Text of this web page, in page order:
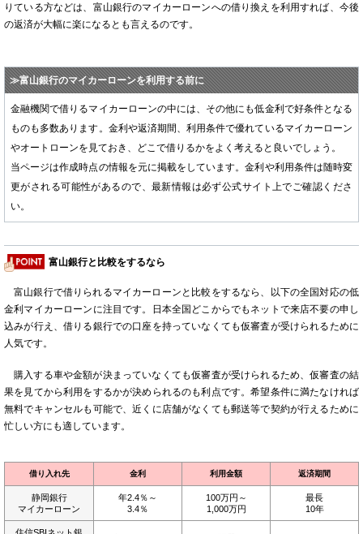
りている方などは、富山銀行のマイカーローンへの借り換えを利用すれば、今後
の返済が大幅に楽になるとも言えるのです。
≫富山銀行のマイカーローンを利用する前に
金融機関で借りるマイカーローンの中には、その他にも低金利で好条件となる
ものも多数あります。金利や返済期間、利用条件で優れているマイカーローン
やオートローンを見ておき、どこで借りるかをよく考えると良いでしょう。
当ページは作成時点の情報を元に掲載をしています。金利や利用条件は随時変
更がされる可能性があるので、最新情報は必ず公式サイト上でご確認くださ
い。
富山銀行と比較をするなら
富山銀行で借りられるマイカーローンと比較をするなら、以下の全国対応の低
金利マイカーローンに注目です。日本全国どこからでもネットで来店不要の申し
込みが行え、借りる銀行での口座を持っていなくても仮審査が受けられるために
人気です。
購入する車や金額が決まっていなくても仮審査が受けられるため、仮審査の結
果を見てから利用をするかが決められるのも利点です。希望条件に満たなければ
無料でキャンセルも可能で、近くに店舗がなくても郵送等で契約が行えるために
忙しい方にも適しています。
借り入れ先 金利 利用金額 返済期間
静岡銀行
マイカーローン
年2.4％～
3.4％
100万円～
1,000万円
最長
10年
住信SBIネット銀